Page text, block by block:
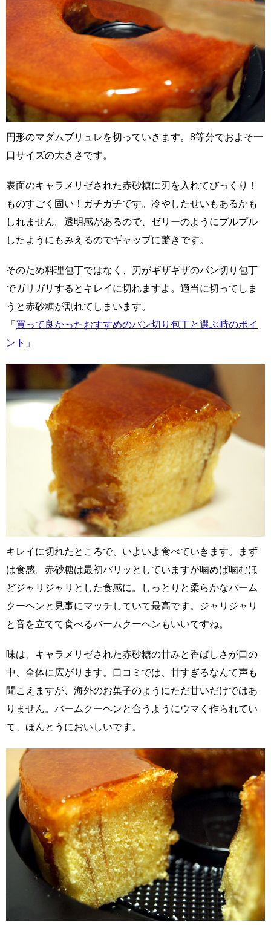
円形のマダムブリュレを切っていきます。8等分でおよそ一
口サイズの大きさです。
表面のキャラメリゼされた赤砂糖に刃を入れてびっくり！
ものすごく固い！ガチガチです。冷やしたせいもあるかも
しれません。透明感があるので、ゼリーのようにプルプル
したようにもみえるのでギャップに驚きです。
そのため料理包丁ではなく、刃がギザギザのパン切り包丁
でガリガリするとキレイに切れますよ。適当に切ってしま
うと赤砂糖が割れてしまいます。
「 買って良かったおすすめのパン切り包丁と選ぶ時のポイ
ント 」
キレイに切れたところで、いよいよ食べていきます。まず
は食感。赤砂糖は最初パリッとしていますが噛めば噛むほ
どジャリジャリとした食感に。しっとりと柔らかなバーム
クーヘンと見事にマッチしていて最高です。ジャリジャリ
と音を立てて食べるバームクーヘンもいいですね。
味は、キャラメリゼされた赤砂糖の甘みと香ばしさが口の
中、全体に広がります。口コミでは、甘すぎるなんて声も
聞こえますが、海外のお菓子のようにただ甘いだけではあ
りません。バームクーヘンと合うようにウマく作られてい
て、ほんとうにおいしいです。